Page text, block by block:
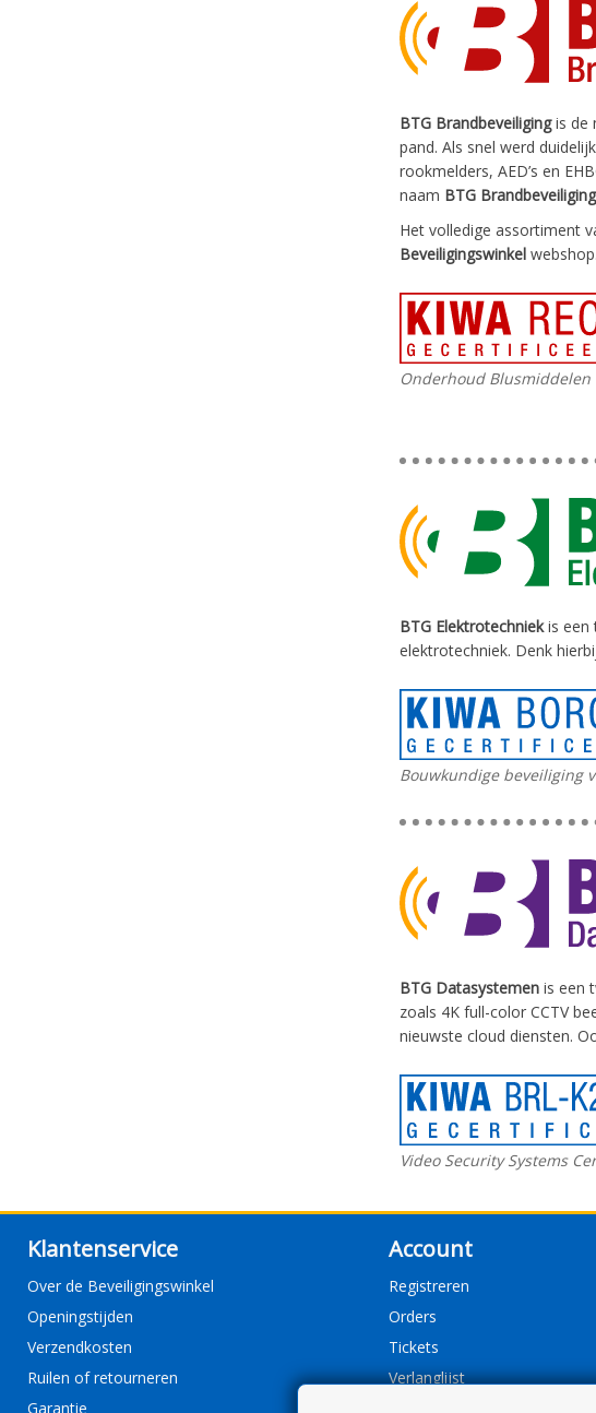
BTG Brandbeveiligingis de
pand. Als snel werd
rookmelders, AED’s en
naam BTG Brandbeveiliging
Het volledige assortiment
Beveiligingswinkel webshop.
Onderhoud Blusmiddelen
BTG Elektrotechniekis een
elektrotechniek. Denk
Bouwkundige beveiliging
BTG Datasystemen is een
zoals 4K full-color CCTV
nieuwste cloud diensten.
Video Security Systems
Klantenservice
Over de Beveiligingswinkel
Openingstijden
Verzendkosten
Ruilen of retourneren
Garantie
Account
Registreren
Orders
Tickets
Verlanglijst